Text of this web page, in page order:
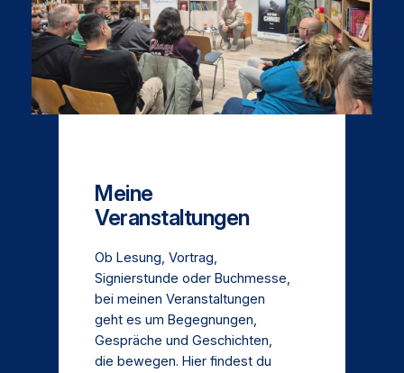
Meine
Veranstaltungen
Ob Lesung, Vortrag,
Signierstunde oder Buchmesse,
bei meinen Veranstaltungen
geht es um Begegnungen,
Gespräche und Geschichten,
die bewegen. Hier findest du